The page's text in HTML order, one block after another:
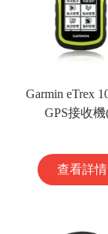
Garmin eTrex
GPS接收
查看詳情